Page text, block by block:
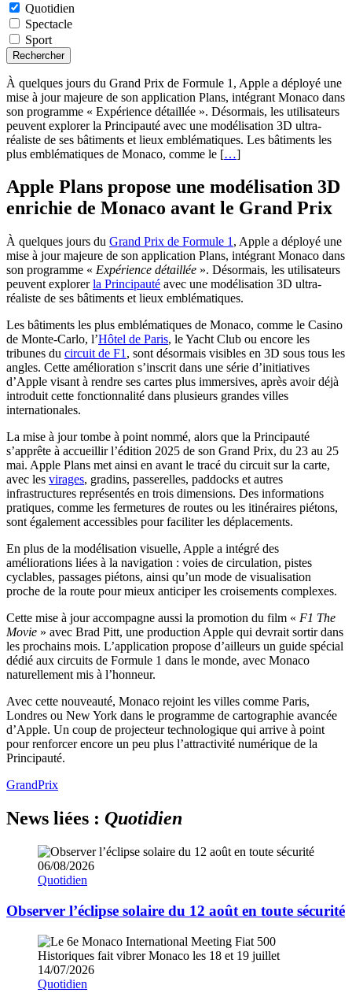
Quotidien
Spectacle
Sport
Rechercher
À quelques jours du Grand Prix de Formule 1, Apple a déployé une
mise à jour majeure de son application Plans, intégrant Monaco dans
son programme « Expérience détaillée ». Désormais, les utilisateurs
peuvent explorer la Principauté avec une modélisation 3D ultra-
réaliste de ses bâtiments et lieux emblématiques. Les bâtiments les
plus emblématiques de Monaco, comme le […]
Apple Plans propose une modélisation 3D
enrichie de Monaco avant le Grand Prix
À quelques jours du Grand Prix de Formule 1 , Apple a déployé une
mise à jour majeure de son application Plans, intégrant Monaco dans
son programme « Expérience détaillée ». Désormais, les utilisateurs
peuvent explorerla Principauté avec une modélisation 3D ultra-
réaliste de ses bâtiments et lieux emblématiques.
Les bâtiments les plus emblématiques de Monaco, comme le Casino
de Monte-Carlo, l’Hôtel de Paris, le Yacht Club ou encore les
tribunes du circuit de F1 , sont désormais visibles en 3D sous tous les
angles. Cette amélioration s’inscrit dans une série d’initiatives
d’Apple visant à rendre ses cartes plus immersives, après avoir déjà
introduit cette fonctionnalité dans plusieurs grandes villes
internationales.
La mise à jour tombe à point nommé, alors que la Principauté
s’apprête à accueillir l’édition 2025 de son Grand Prix, du 23 au 25
mai. Apple Plans met ainsi en avant le tracé du circuit sur la carte,
avec les virages, gradins, passerelles, paddocks et autres
infrastructures représentés en trois dimensions. Des informations
pratiques, comme les fermetures de routes ou les itinéraires piétons,
sont également accessibles pour faciliter les déplacements.
En plus de la modélisation visuelle, Apple a intégré des
améliorations liées à la navigation : voies de circulation, pistes
cyclables, passages piétons, ainsi qu’un mode de visualisation
proche de la route pour mieux anticiper les croisements complexes.
Cette mise à jour accompagne aussi la promotion du film « F1 The
Movie » avec Brad Pitt, une production Apple qui devrait sortir dans
les prochains mois. L’application propose d’ailleurs un guide spécial
dédié aux circuits de Formule 1 dans le monde, avec Monaco
naturellement mis à l’honneur.
Avec cette nouveauté, Monaco rejoint les villes comme Paris,
Londres ou New York dans le programme de cartographie avancée
d’Apple. Un coup de projecteur technologique qui arrive à point
pour renforcer encore un peu plus l’attractivité numérique de la
Principauté.
GrandPrix
News liées : Quotidien
06/08/2026
Quotidien
Observer l’éclipse solaire du 12 août en toute sécurité
14/07/2026
Quotidien